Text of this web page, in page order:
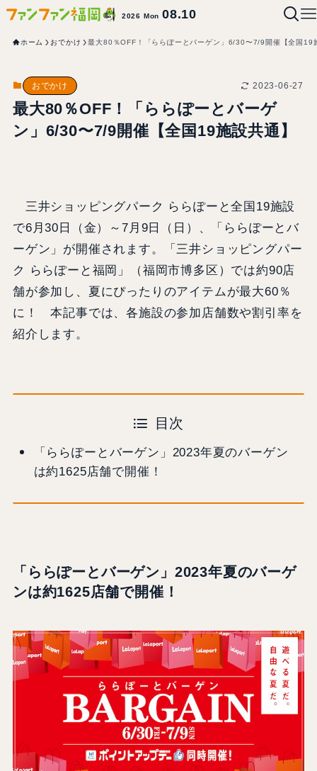
2026 Mon08.10
ホーム おでかけ 最大80％OFF！「ららぽーとバーゲン」6/30〜7/9開催【全国19
おでかけ 2023-06-27
最大80％OFF！「ららぽーとバーゲ
ン」6/30〜7/9開催【全国19施設共通】
三井ショッピングパーク ららぽーと全国19施設
で6月30日（金）～7月9日（日）、「ららぽーとバ
ーゲン」が開催されます。「三井ショッピングパー
ク ららぽーと福岡」（福岡市博多区）では約90店
舗が参加し、夏にぴったりのアイテムが最大60％
に！ 本記事では、各施設の参加店舗数や割引率を
紹介します。
目次
「ららぽーとバーゲン」2023年夏のバーゲン
は約1625店舗で開催！
「ららぽーとバーゲン」2023年夏のバーゲ
ンは約1625店舗で開催！